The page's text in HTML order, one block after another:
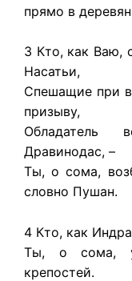
прямо в
3 Кто, как Ваю,
Насатьи,
Спешащие при
призыву,
Обладатель
Дравинодас, –
Ты, о сома,
словно Пушан.
4 Кто, как
Ты, о сома,
крепостей.